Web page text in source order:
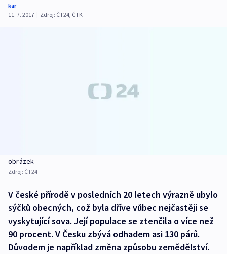
kar
11. 7. 2017 | Zdroj: ČT24, ČTK
obrázek
Zdroj: ČT24
V české přírodě v posledních 20 letech výrazně ubylo
sýčků obecných, což byla dříve vůbec nejčastěji se
vyskytující sova. Její populace se ztenčila o více než
90 procent. V Česku zbývá odhadem asi 130 párů.
Důvodem je například změna způsobu zemědělství.